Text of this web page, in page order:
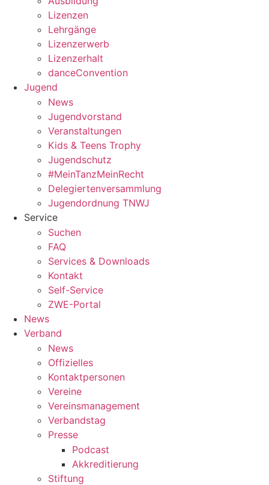
Lizenzen
Lehrgänge
Lizenzerwerb
Lizenzerhalt
danceConvention
Jugend
News
Jugendvorstand
Veranstaltungen
Kids & Teens Trophy
Jugendschutz
#MeinTanzMeinRecht
Delegiertenversammlung
Jugendordnung TNWJ
Service
Suchen
FAQ
Services & Downloads
Kontakt
Self-Service
ZWE-Portal
News
Verband
News
Offizielles
Kontaktpersonen
Vereine
Vereinsmanagement
Verbandstag
Presse
Podcast
Akkreditierung
Stiftung